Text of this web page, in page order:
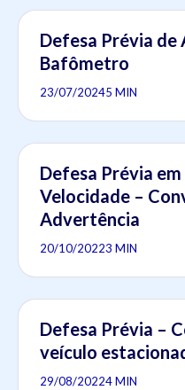
Defesa Prévia de
Bafômetro
23/07/20245 MIN
Defesa Prévia
Velocidade –
Advertência
20/10/20223 MIN
Defesa Prévia –
veículo
29/08/20224 MIN